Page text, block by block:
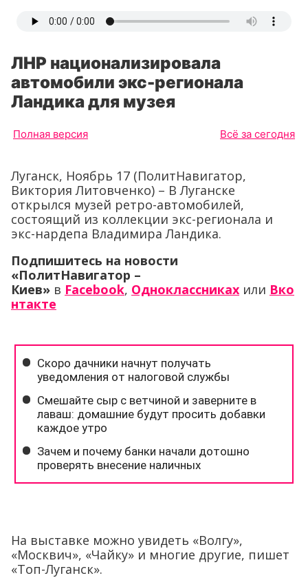
ЛНР национализировала
автомобили экс-регионала
Ландика для музея
Полная версия Всё за сегодня
Луганск, Ноябрь 17 (ПолитНавигатор,
Виктория Литовченко) – В Луганске
открылся музей ретро-автомобилей,
состоящий из коллекции экс-регионала и
экс-нардепа Владимира Ландика.
Подпишитесь на новости
«ПолитНавигатор –
Киев» в Facebook, Одноклассниках или Вко
нтакте
На выставке можно увидеть «Волгу»,
«Москвич», «Чайку» и многие другие, пишет
«Топ-Луганск».